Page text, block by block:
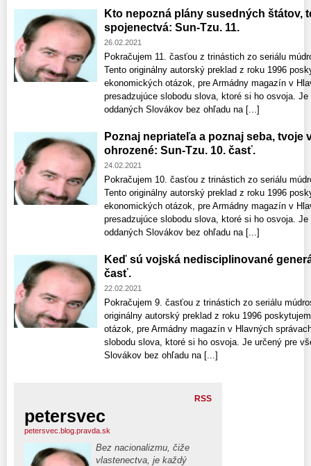
Kto nepozná plány susedných štátov,
spojenectvá: Sun-Tzu. 11.
26.02.2021
Pokračujem 11. časťou z trinástich zo seriálu
Tento originálny autorský preklad z roku 1996
ekonomických otázok, pre Armádny magazín v
presadzujúce slobodu slova, ktoré si ho osvoja.
oddaných Slovákov bez ohľadu na [...]
Poznaj nepriateľa a poznaj seba,
ohrozené: Sun-Tzu. 10. časť.
24.02.2021
Pokračujem 10. časťou z trinástich zo seriálu
Tento originálny autorský preklad z roku 1996
ekonomických otázok, pre Armádny magazín v
presadzujúce slobodu slova, ktoré si ho osvoja.
oddaných Slovákov bez ohľadu na [...]
Keď sú vojská nedisciplinované
časť.
22.02.2021
Pokračujem 9. časťou z trinástich zo seriálu
originálny autorský preklad z roku 1996
otázok, pre Armádny magazín v Hlavných
slobodu slova, ktoré si ho osvoja. Je určený pre
Slovákov bez ohľadu na [...]
RSS
petersvec
petersvec.blog.pravda.sk
Bez nacionalizmu, čiže
vlastenectva, je každý